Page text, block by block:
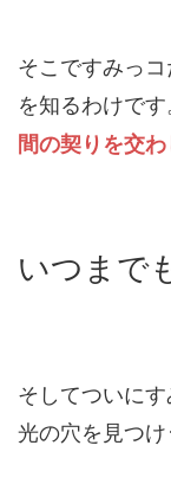
そこですみっ
を知るわけで
間の契りを交わ
いつまで
そしてついに
光の穴を見つけ･